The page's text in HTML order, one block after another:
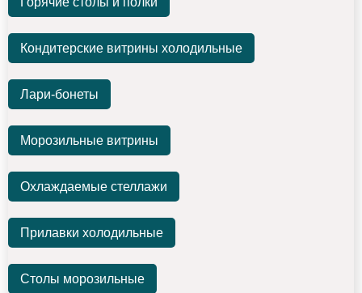
Кондитерские витрины холодильные
Лари-бонеты
Морозильные витрины
Охлаждаемые стеллажи
Прилавки холодильные
Столы морозильные